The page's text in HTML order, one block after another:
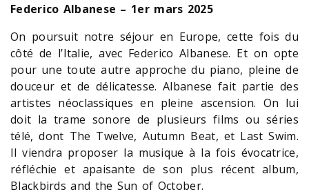
Federico Albanese – 1er mars 2025
On poursuit notre séjour en Europe, cette fois du
côté de l’Italie, avec Federico Albanese. Et on opte
pour une toute autre approche du piano, pleine de
douceur et de délicatesse. Albanese fait partie des
artistes néoclassiques en pleine ascension. On lui
doit la trame sonore de plusieurs films ou séries
télé, dont The Twelve, Autumn Beat, et Last Swim.
Il viendra proposer la musique à la fois évocatrice,
réfléchie et apaisante de son plus récent album,
Blackbirds and the Sun of October.